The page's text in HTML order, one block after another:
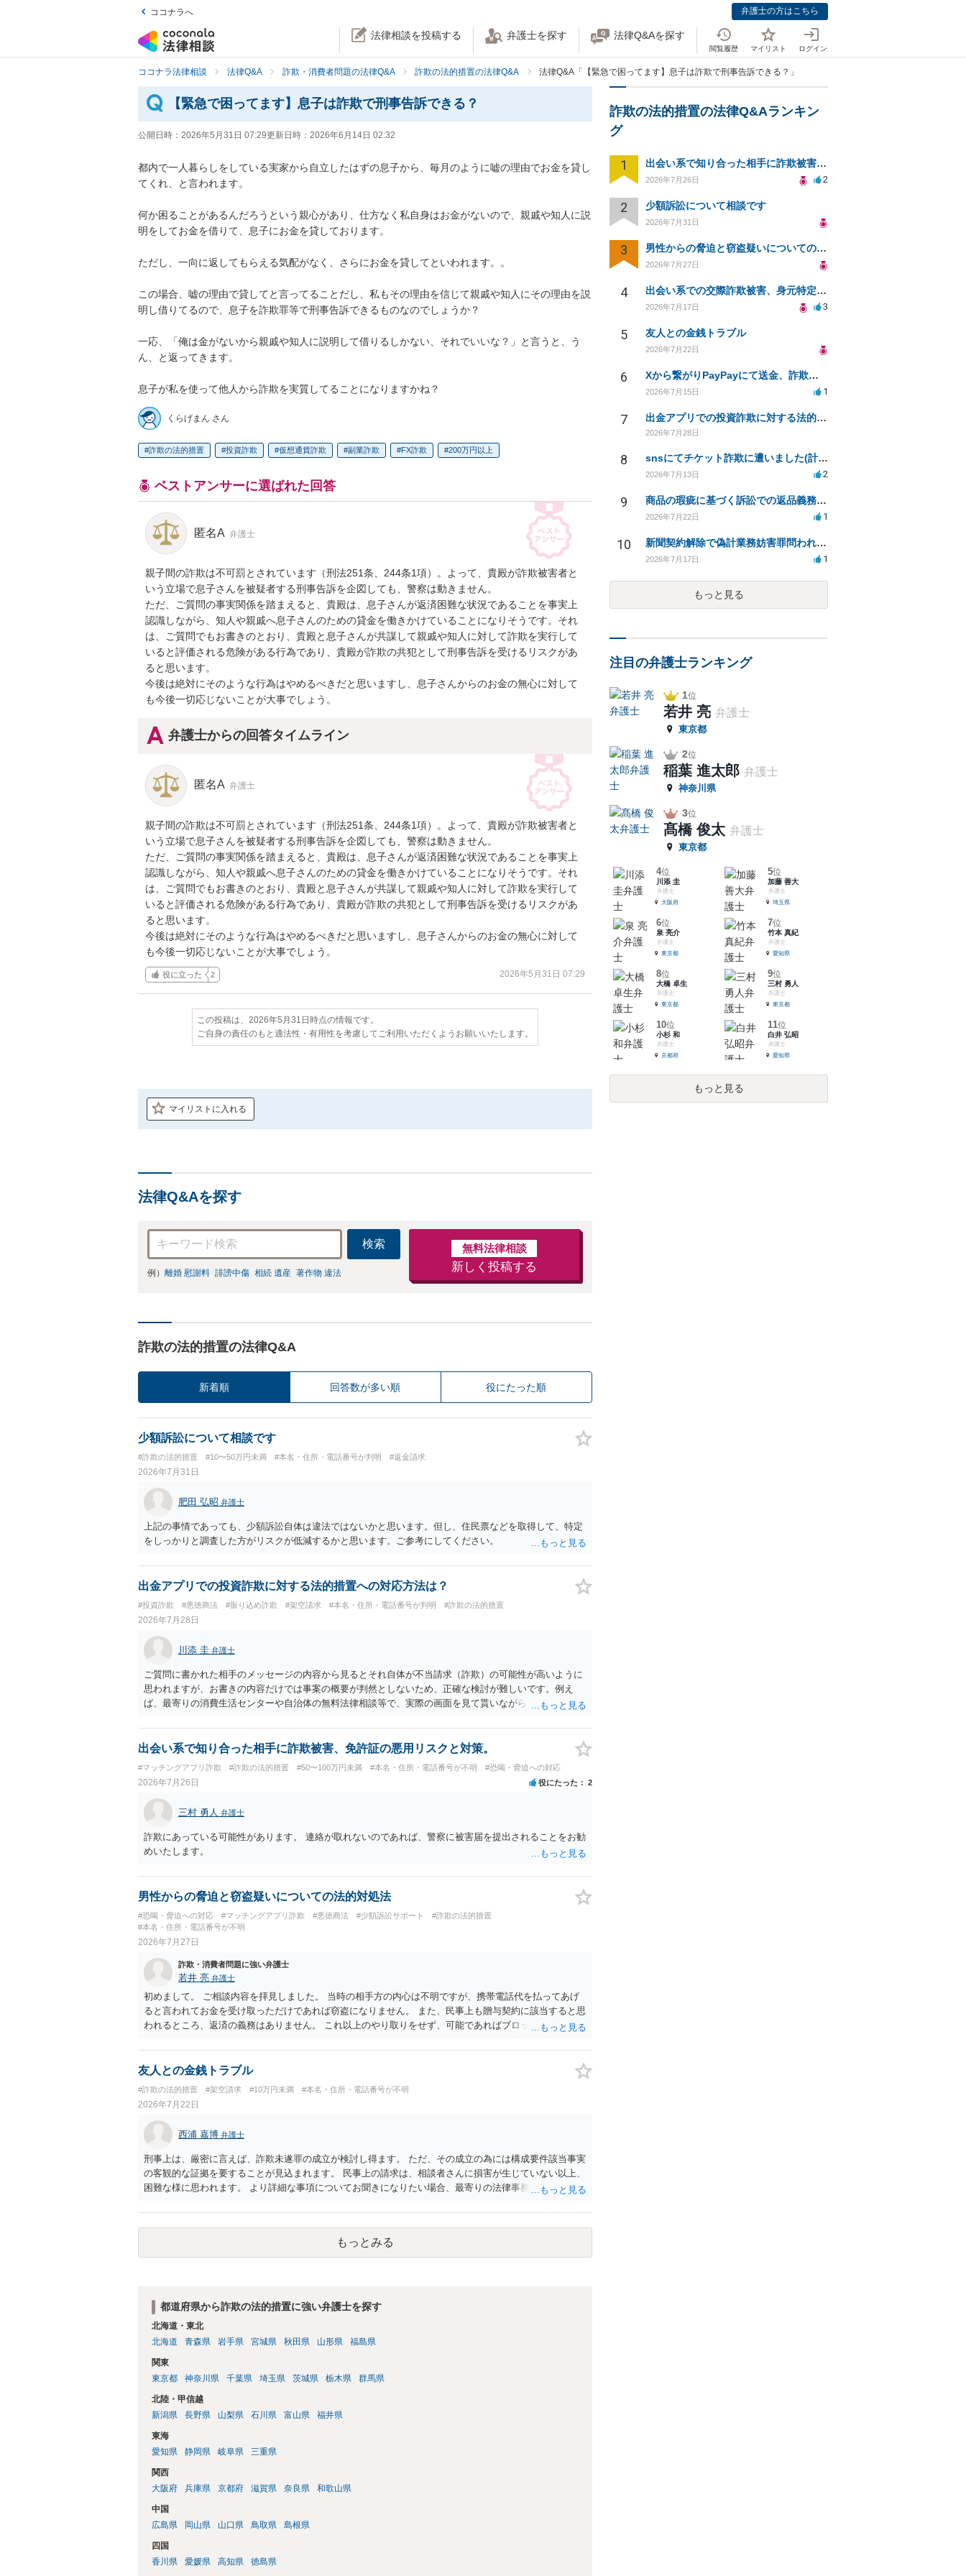
ココナラへ 弁護士の方はこちら
法律相談を投稿する 弁護士を探す 法律Q&Aを探す
閲覧履歴 マイリスト ログイン
ココナラ法律相談 法律Q&A 詐欺・消費者問題の法律Q&A 詐欺の法的措置の法律Q&A 法律Q&A「【緊急で困ってます】息子は詐欺で刑事告訴できる？」
【緊急で困ってます】息子は詐欺で刑事告訴できる？
公開日時： 2026年5月31日 07:29更新日時： 2026年6月14日 02:32
都内で一人暮らしをしている実家から自立したはずの息子から、毎月のように嘘の理由でお金を貸し
てくれ、と言われます。
何か困ることがあるんだろうという親心があり、仕方なく私自身はお金がないので、親戚や知人に説
明をしてお金を借りて、息子にお金を貸しております。
ただし、一向に返してもらえる気配がなく、さらにお金を貸してといわれます。。
この場合、嘘の理由で貸してと言ってることだし、私もその理由を信じて親戚や知人にその理由を説
明し借りてるので、息子を詐欺罪等で刑事告訴できるものなのでしょうか？
一応、「俺は金がないから親戚や知人に説明して借りるしかない、それでいいな？」と言うと、う
ん、と返ってきます。
息子が私を使って他人から詐欺を実質してることになりますかね？
くらげまん さん
詐欺の法的措置 投資詐欺 仮想通貨詐欺 副業詐欺 FX詐欺 200万円以上
ベストアンサーに選ばれた回答
匿名A 弁護士
親子間の詐欺は不可罰とされています（刑法251条、244条1項）。よって、貴殿が詐欺被害者と
いう立場で息子さんを被疑者する刑事告訴を企図しても、警察は動きません。
ただ、ご質問の事実関係を踏まえると、貴殿は、息子さんが返済困難な状況であることを事実上
認識しながら、知人や親戚へ息子さんのための貸金を働きかけていることになりそうです。それ
は、ご質問でもお書きのとおり、貴殿と息子さんが共謀して親戚や知人に対して詐欺を実行して
いると評価される危険がある行為であり、貴殿が詐欺の共犯として刑事告訴を受けるリスクがあ
ると思います。
今後は絶対にそのような行為はやめるべきだと思いますし、息子さんからのお金の無心に対して
も今後一切応じないことが大事でしょう。
弁護士からの回答タイムライン
匿名A 弁護士
親子間の詐欺は不可罰とされています（刑法251条、244条1項）。よって、貴殿が詐欺被害者と
いう立場で息子さんを被疑者する刑事告訴を企図しても、警察は動きません。
ただ、ご質問の事実関係を踏まえると、貴殿は、息子さんが返済困難な状況であることを事実上
認識しながら、知人や親戚へ息子さんのための貸金を働きかけていることになりそうです。それ
は、ご質問でもお書きのとおり、貴殿と息子さんが共謀して親戚や知人に対して詐欺を実行して
いると評価される危険がある行為であり、貴殿が詐欺の共犯として刑事告訴を受けるリスクがあ
ると思います。
今後は絶対にそのような行為はやめるべきだと思いますし、息子さんからのお金の無心に対して
も今後一切応じないことが大事でしょう。
役に立った 2 2026年5月31日 07:29
この投稿は、2026年5月31日時点の情報です。
ご自身の責任のもと適法性・有用性を考慮してご利用いただくようお願いいたします。
マイリストに入れる
法律Q&Aを探す
検索
例） 離婚 慰謝料 誹謗中傷 相続 遺産 著作物 違法
無料法律相談
新しく投稿する
詐欺の法的措置の法律Q&A
新着順 回答数が多い順 役にたった順
少額訴訟について相談です
#詐欺の法的措置 #10〜50万円未満 #本名・住所・電話番号が判明 #返金請求
2026年7月31日
肥田 弘昭 弁護士
上記の事情であっても、少額訴訟自体は違法ではないかと思います。但し、住民票などを取得して、特定
をしっかりと調査した方がリスクが低減するかと思います。ご参考にしてください。
出金アプリでの投資詐欺に対する法的措置への対応方法は？
#投資詐欺 #悪徳商法 #振り込め詐欺 #架空請求 #本名・住所・電話番号が判明 #詐欺の法的措置
2026年7月28日
川添 圭 弁護士
ご質問に書かれた相手のメッセージの内容から見るとそれ自体が不当請求（詐欺）の可能性が高いように
思われますが、お書きの内容だけでは事案の概要が判然としないため、正確な検討が難しいです。例え
ば、最寄りの消費生活センターや自治体の無料法律相談等で、実際の画面を見て貰いながらアドバイスう
出会い系で知り合った相手に詐欺被害、免許証の悪用リスクと対策。
#マッチングアプリ詐欺 #詐欺の法的措置 #50〜100万円未満 #本名・住所・電話番号が不明 #恐喝・脅迫への対応
2026年7月26日 役にたった 2
三村 勇人 弁護士
詐欺にあっている可能性があります。 連絡が取れないのであれば、警察に被害届を提出されることをお勧
めいたします。
男性からの脅迫と窃盗疑いについての法的対処法
#恐喝・脅迫への対応 #マッチングアプリ詐欺 #悪徳商法 #少額訴訟サポート
#詐欺の法的措置
#本名・住所・電話番号が不明
2026年7月27日
詐欺・消費者問題に強い弁護士
若井 亮 弁護士
初めまして。 ご相談内容を拝見しました。 当時の相手方の内心は不明ですが、携帯電話代を払ってあげ
ると言われてお金を受け取っただけであれば窃盗になりません。 また、民事上も贈与契約に該当すると思
われるところ、返済の義務はありません。 これ以上のやり取りをせず、可能であればブロックをするよう
になれば幸いです。
友人との金銭トラブル
#詐欺の法的措置 #架空請求 #10万円未満 #本名・住所・電話番号が不明
2026年7月22日
西浦 嘉博 弁護士
刑事上は、厳密に言えば、詐欺未遂罪の成立が検討し得ます。 ただ、その成立の為には構成要件該当事実
の客観的な証拠を要することが見込まれます。 民事上の請求は、相談者さんに損害が生じていない以上、
困難な様に思われます。 より詳細な事項についてお聞きになりたい場合、最寄りの法律事務所での相談を
もっとみる
都道府県から詐欺の法的措置に強い弁護士を探す
北海道・東北
北海道
青森県 岩手県 宮城県 秋田県 山形県 福島県
関東
東京都
神奈川県 千葉県 埼玉県 茨城県 栃木県 群馬県
北陸・甲信越
新潟県
長野県 山梨県 石川県 富山県 福井県
東海
愛知県
静岡県 岐阜県 三重県
関西
大阪府
兵庫県 京都府 滋賀県 奈良県 和歌山県
中国
広島県
岡山県 山口県 鳥取県 島根県
四国
香川県
愛媛県 高知県 徳島県
詐欺の法的措置の法律Q&Aランキン
グ
1 出会い系で知り合った相手に詐欺被害、免許証の悪用リスクと対策。
2026年7月26日 2
2 少額訴訟について相談です
2026年7月31日
3 男性からの脅迫と窃盗疑いについての法的対処法
2026年7月27日
4 出会い系での交際詐欺被害、身元特定と返金請求の方法は？
2026年7月17日 3
5 友人との金銭トラブル
2026年7月22日
6 Xから繋がりPayPayにて送金、詐欺被害。
2026年7月15日 1
7 出金アプリでの投資詐欺に対する法的措置への対応方法は？
2026年7月28日
8 snsにてチケット詐欺に遭いました(計40万程度)。開示請求や今後の対応について質問したいです。
2026年7月13日 2
9 商品の瑕疵に基づく訴訟での返品義務の有無について教えてください
2026年7月22日 1
10 新聞契約解除で偽計業務妨害罪問われる可能性は？
2026年7月17日 1
もっと見る
注目の弁護士ランキング
1位
若井 亮 弁護士
東京都
2位
稲葉 進太郎 弁護士
神奈川県
3位
髙橋 俊太 弁護士
東京都
4位
川添 圭
弁護士
大阪府
5位
加藤 善大
弁護士
埼玉県
6位
泉 亮介
弁護士
東京都
7位
竹本 真紀
弁護士
愛知県
8位
大橋 卓生
弁護士
東京都
9位
三村 勇人
弁護士
東京都
10位
小杉 和
弁護士
京都府
11位
白井 弘昭
弁護士
愛知県
もっと見る